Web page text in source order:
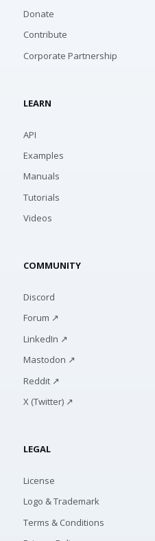
Donate
Contribute
Corporate Partnership
LEARN
API
Examples
Manuals
Tutorials
Videos
COMMUNITY
Discord
Forum ↗
LinkedIn ↗
Mastodon ↗
Reddit ↗
X (Twitter) ↗
LEGAL
License
Logo & Trademark
Terms & Conditions